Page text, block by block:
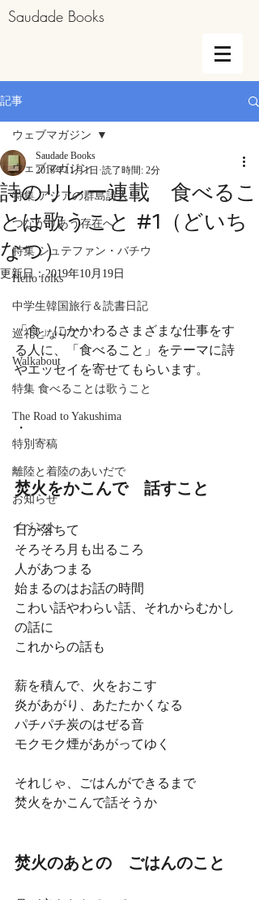
Saudade Books
記事
ウェブマガジン
特集 アジアの群島詩人
つながりあう存在へ
特集 シュテファン・バチウ
Hello folks
中学生韓国旅行＆読書日記
巡礼となりて
Walkabout
特集 食べることは歌うこと
The Road to Yakushima
特別寄稿
離陸と着陸のあいだで
お知らせ
イベント
ウェブマガジン
詩のリレー連載 食べるこ
とは歌うこと #1（どいち
なつ）
Saudade Books
2018年11月1日 読了時間: 2分
更新日：2019年10月19日
「食」にかかわるさまざまな仕事をす
る人に、「食べること」をテーマに詩
やエッセイを寄せてもらいます。
・
焚火をかこんで　話すこと
日が落ちて
そろそろ月も出るころ
人があつまる
始まるのはお話の時間
こわい話やわらい話、それからむかし
の話に
これからの話も
薪を積んで、火をおこす
炎があがり、あたたかくなる
パチパチ炭のはぜる音
モクモク煙があがってゆく
それじゃ、ごはんができるまで
焚火をかこんで話そうか
焚火のあとの　ごはんのこと